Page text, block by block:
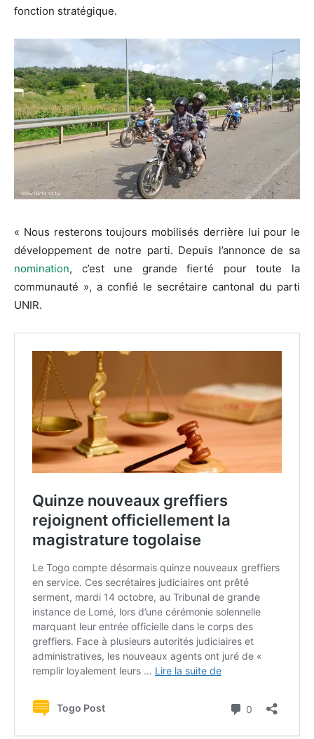
fonction stratégique.
« Nous resterons toujours mobilisés derrière lui pour le
développement de notre parti. Depuis l’annonce de sa
nomination, c’est une grande fierté pour toute la
communauté », a confié le secrétaire cantonal du parti
UNIR.